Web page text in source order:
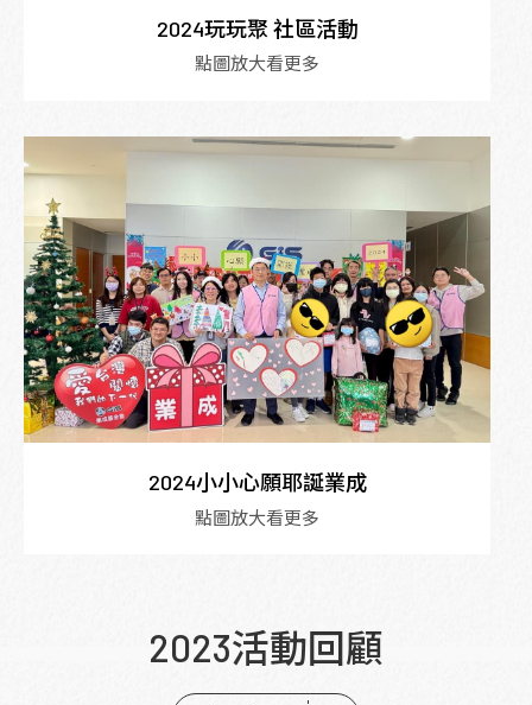
2024玩玩聚 社區活動
點圖放大看更多
2024小小心願耶誕業成
點圖放大看更多
2023活動回顧